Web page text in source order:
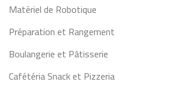
Matériel de Robotique
Préparation et Rangement
Boulangerie et Pâtisserie
Cafétéria Snack et Pizzeria